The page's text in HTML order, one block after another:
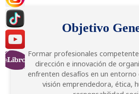
Objetivo
Formar profesionales
dirección e innovación de
enfrenten desafíos en un entorno
visión emprendedora, ética,